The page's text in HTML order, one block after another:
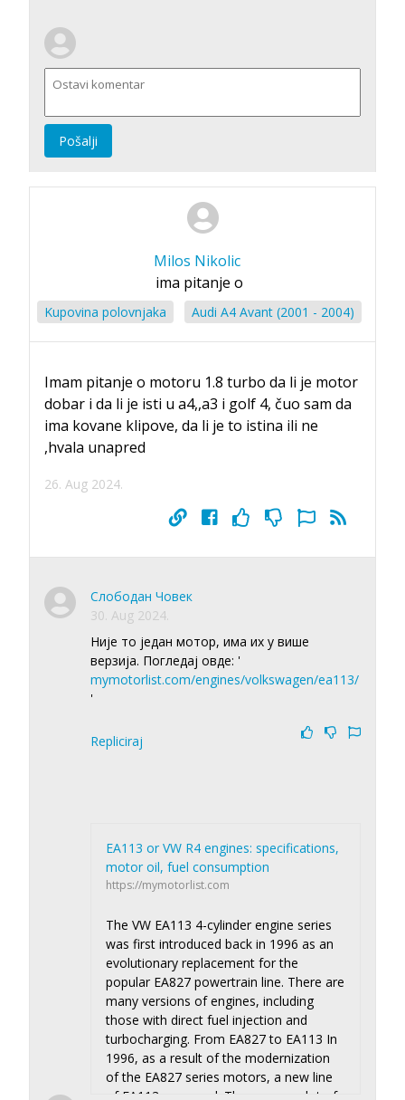
Pošalji
Milos Nikolic
ima pitanje o
Kupovina polovnjaka Audi A4 Avant (2001 - 2004)
Imam pitanje o motoru 1.8 turbo da li je motor
dobar i da li je isti u a4,,a3 i golf 4, čuo sam da
ima kovane klipove, da li je to istina ili ne
,hvala unapred
26. Aug 2024.
Слободан Човек
30. Aug 2024.
Није то један мотор, има их у више
верзија. Погледај овде: '
mymotorlist.com/engines/volkswagen/ea113/
'
Repliciraj
EA113 or VW R4 engines: specifications,
motor oil, fuel consumption
https://mymotorlist.com
The VW EA113 4-cylinder engine series
was first introduced back in 1996 as an
evolutionary replacement for the
popular EA827 powertrain line. There are
many versions of engines, including
those with direct fuel injection and
turbocharging. From EA827 to EA113 In
1996, as a result of the modernization
of the EA827 series motors, a new line
of EA113 appeared. There were a lot of